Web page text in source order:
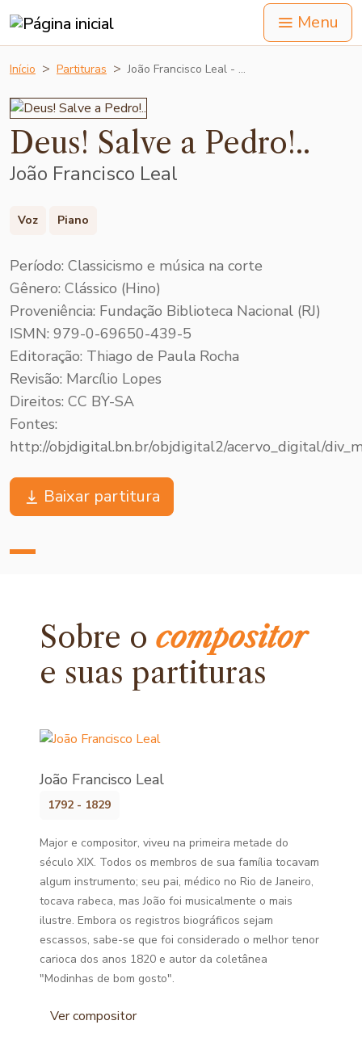
Menu
Início Partituras João Francisco Leal - …
Deus! Salve a Pedro!..
João Francisco Leal
Voz Piano
Período: Classicismo e música na corte
Gênero: Clássico (Hino)
Proveniência: Fundação Biblioteca Nacional (RJ)
ISMN: 979-0-69650-439-5
Editoração: Thiago de Paula Rocha
Revisão: Marcílio Lopes
Direitos: CC BY-SA
Fontes:
http://objdigital.bn.br/objdigital2/acervo_digital/
Baixar partitura
Sobre ocompositor
e suas partituras
João Francisco Leal
1792 - 1829
Major e compositor, viveu na primeira metade do
século XIX. Todos os membros de sua família tocavam
algum instrumento; seu pai, médico no Rio de Janeiro,
tocava rabeca, mas João foi musicalmente o mais
ilustre. Embora os registros biográficos sejam
escassos, sabe-se que foi considerado o melhor tenor
carioca dos anos 1820 e autor da coletânea
"Modinhas de bom gosto".
Ver compositor